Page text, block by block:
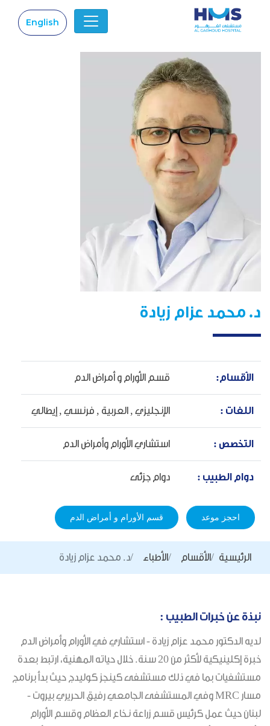
English
د. محمد عزام زيادة
الأقسام: قسم الأورام و أمراض الدم
اللغات : الإنجليزي , العربية , فرنسي , إيطالي
التخصص : استشاري الأورام وأمراض الدم
دوام الطبيب : دوام جزئى
احجز موعد قسم الأورام و أمراض الدم
الرئيسية الأقسام الأطباء د. محمد عزام زيادة
نبذة عن خبرات الطبيب :
لديه الدكتور محمد عزام زيادة - استشاري في الأورام وأمراض الدم
خبرة إكلينيكية لأكثر من 20 سنة. خلال حياته المهنية، ارتبط بعدة
مستشفيات بما في ذلك مستشفى كينجز كوليدج حيث بدأ برنامج
مسار MRC وفي المستشفى الجامعي رفيق الحريري بيروت -
لبنان حيث عمل كرئيس قسم زراعة نخاع العظام وقسم الأورام